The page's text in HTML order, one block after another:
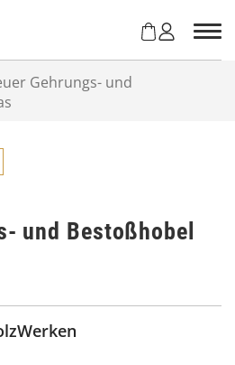
Gehrungs- und
und Bestoßhobel